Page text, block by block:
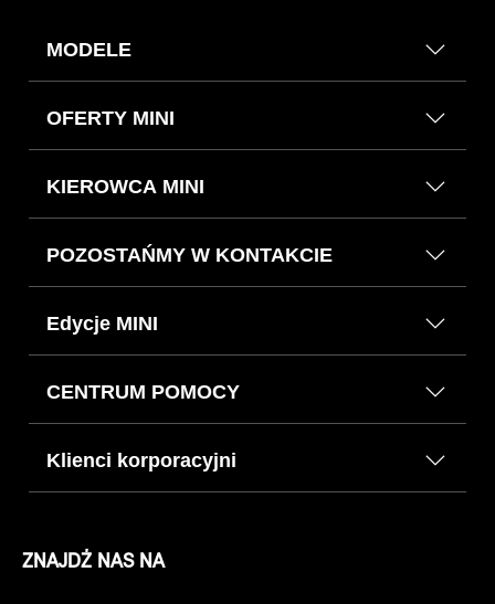
MODELE
OFERTY MINI
KIEROWCA MINI
POZOSTAŃMY W KONTAKCIE
Edycje MINI
CENTRUM POMOCY
Klienci korporacyjni
ZNAJDŹ NAS NA